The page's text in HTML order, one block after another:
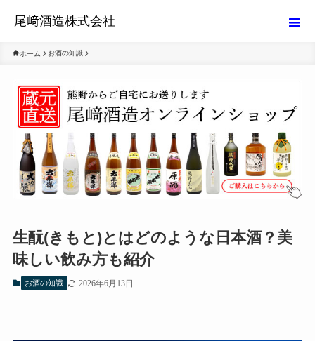
尾﨑酒造株式会社
ホーム お酒の知識
生酛(きもと)とはどのような日本酒？美
味しい飲み方も紹介
お酒の知識 2026年6月13日